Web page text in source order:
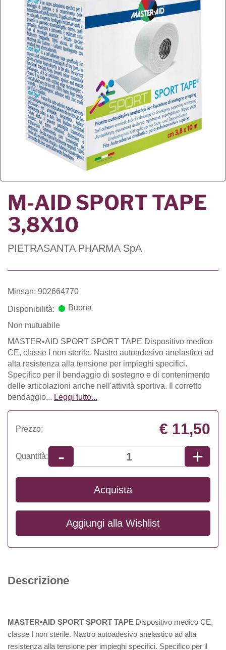
M-AID SPORT TAPE
3,8X10
PIETRASANTA PHARMA SpA
Minsan: 902664770
Disponibilità: Buona
Non mutuabile
MASTER•AID SPORT SPORT TAPE Dispositivo medico
CE, classe I non sterile. Nastro autoadesivo anelastico ad
alta resistenza alla tensione per impieghi specifici.
Specifico per il bendaggio di sostegno e di contenimento
delle articolazioni anche nell'attività sportiva. Il corretto
bendaggio... Leggi tutto...
Prezzo: € 11,50
Quantità: - +
Acquista
Aggiungi alla Wishlist
Descrizione
MASTER•AID SPORT SPORT TAPE Dispositivo medico CE,
classe I non sterile. Nastro autoadesivo anelastico ad alta
resistenza alla tensione per impieghi specifici. Specifico per il